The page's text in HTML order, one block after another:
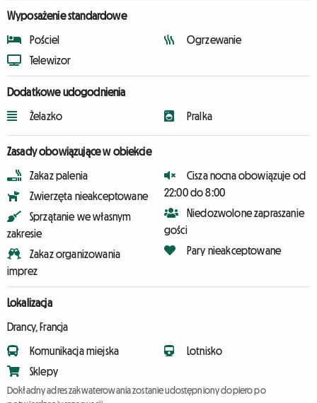
Wyposażenie standardowe
Pościel
Telewizor
Ogrzewanie
Dodatkowe udogodnienia
Żelazko Pralka
Zasady obowiązujące w obiekcie
Zakaz palenia
Zwierzęta nieakceptowane
Sprzątanie we własnym
zakresie
Zakaz organizowania
imprez
Cisza nocna obowiązuje od
22:00 do 8:00
Niedozwolone zapraszanie
gości
Pary nieakceptowane
Lokalizacja
Drancy, Francja
Komunikacja miejska
Sklepy
Lotnisko
Dokładny adres zakwaterowania zostanie udostępniony dopiero po